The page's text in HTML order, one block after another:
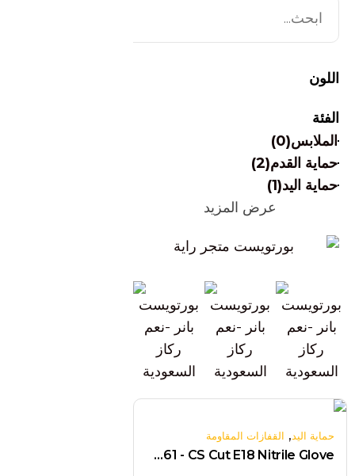
اللون
الفئة
الملابس(0)
حماية القدم(2)
حماية اليد(1)
عرض المزيد
حماية اليد, القفازات المقاومة
A661 - CS Cut E18 Nitrile Glove